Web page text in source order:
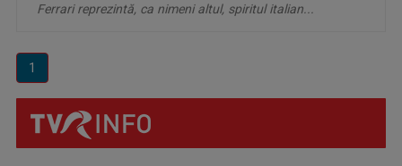
Ferrari reprezintă, ca nimeni altul, spiritul italian...
1